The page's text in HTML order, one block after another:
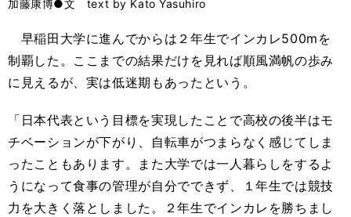
加藤康博●文 text by Kato Yasuhiro
早稲田大学に進んでからは２年生でインカレ500mを
制覇した。ここまでの結果だけを見れば順風満帆の歩み
に見えるが、実は低迷期もあったという。
「日本代表という目標を実現したことで高校の後半はモ
チベーションが下がり、自転車がつまらなく感じてしま
ったこともあります。また大学では一人暮らしをするよ
うになって食事の管理が自分でできず、１年生では競技
力を大きく落としました。２年生でインカレを勝ちまし